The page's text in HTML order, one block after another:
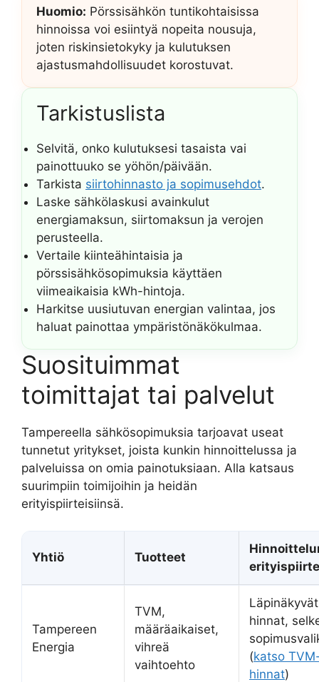
Huomio: Pörssisähkön tuntikohtaisissa
hinnoissa voi esiintyä nopeita nousuja,
joten riskinsietokyky ja kulutuksen
ajastusmahdollisuudet korostuvat.
Tarkistuslista
Selvitä, onko kulutuksesi tasaista vai
painottuuko se yöhön/päivään.
Tarkista siirtohinnasto ja sopimusehdot.
Laske sähkölaskusi avainkulut
energiamaksun, siirtomaksun ja verojen
perusteella.
Vertaile kiinteähintaisia ja
pörssisähkösopimuksia käyttäen
viimeaikaisia kWh-hintoja.
Harkitse uusiutuvan energian valintaa, jos
haluat painottaa ympäristönäkökulmaa.
Suosituimmat
toimittajat tai palvelut
Tampereella sähkösopimuksia tarjoavat useat
tunnetut yritykset, joista kunkin hinnoittelussa ja
palveluissa on omia painotuksiaan. Alla katsaus
suurimpiin toimijoihin ja heidän
erityispiirteisiinsä.
Yhtiö Tuotteet
Tampereen
Energia
TVM,
määräaikaiset,
vihreä
vaihtoehto
hinnat,
(katso
hinnat)